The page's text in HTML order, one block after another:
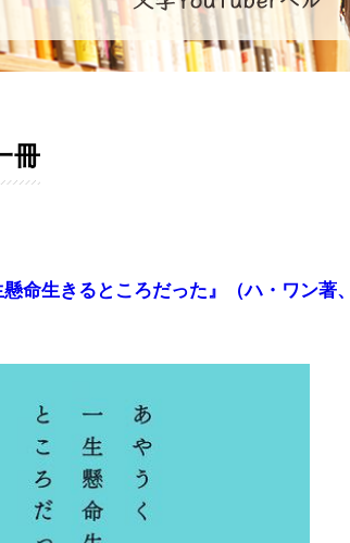
冊
懸命生きるところだった』（ハ・ワン著